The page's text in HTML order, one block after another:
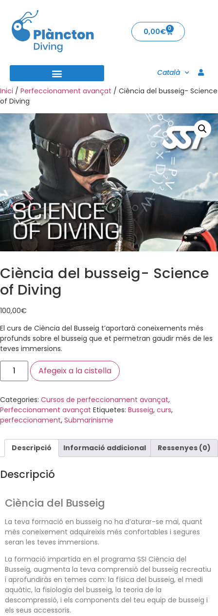
0,00€ 0
Català
Inici / Perfeccionament avançat / Ciència del busseig- Science
of Diving
Ciència del busseig- Science
of Diving
100,00€
El curs de Ciència del Busseig t’aportarà coneixements més
profunds sobre el busseig que et permetran gaudir més de les
teves immersions.
Afegeix a la cistella
Categories: Cursos de perfeccionament avançat,
Perfeccionament avançat Etiquetes: Busseig, curs,
perfeccionament, Submarinisme
Descripció Informació addicional Ressenyes (0)
Descripció
Ciència del Busseig
La teva formació en busseig no ha d’aturar-se mai, quant
més coneixement adquireixis més confortables i segures
seran les teves immersions.
La formació impartida en el programa SSI Ciència del
Busseig, augmenta la teva comprensió del busseig recreatiu
i aprofundiràs en temes com: la física del busseig, el medi
aquàtic, la fisiologia del busseig, la teoria de la
descompressió, i els components del teu equip de busseig i
els seus accessoris.